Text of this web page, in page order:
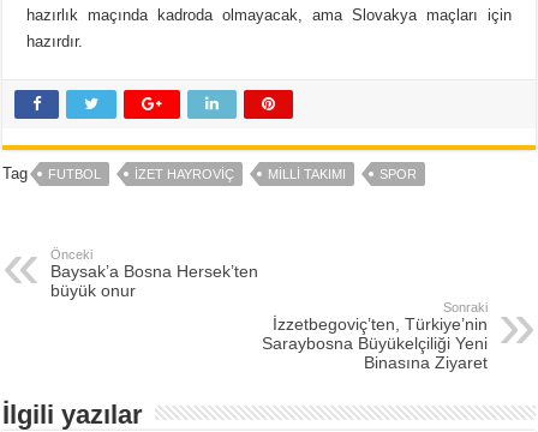
hazırlık maçında kadroda olmayacak, ama Slovakya maçları için
hazırdır.
Tag FUTBOL İZET HAYROVIÇ MILLI TAKIMI SPOR
Önceki
Baysak’a Bosna Hersek’ten
büyük onur
Sonraki
İzzetbegoviç’ten, Türkiye’nin
Saraybosna Büyükelçiliği Yeni
Binasına Ziyaret
İlgili yazılar